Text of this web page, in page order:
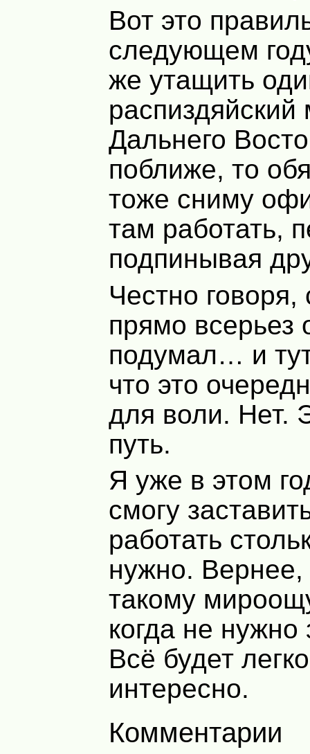
Вот это
следующем
же утащить
распиздяйский
Дальнего
поближе, то
тоже сниму
там работать,
подпинывая
Честно говоря,
прямо всерьез
подумал… и
что это
для воли. Нет.
путь.
Я уже в этом
смогу
работать
нужно. Вернее,
такому
когда не нужно
Всё будет
интересно.
Комментарии